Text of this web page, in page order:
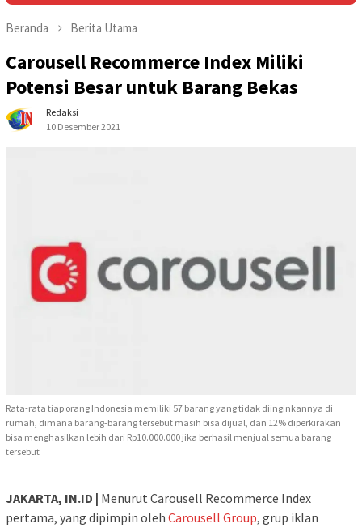
Beranda Berita Utama
Carousell Recommerce Index Miliki
Potensi Besar untuk Barang Bekas
Redaksi
10 Desember 2021
Rata-rata tiap orang Indonesia memiliki 57 barang yang tidak diinginkannya di
rumah, dimana barang-barang tersebut masih bisa dijual, dan 12% diperkirakan
bisa menghasilkan lebih dari Rp10.000.000 jika berhasil menjual semua barang
tersebut
JAKARTA, IN.ID | Menurut Carousell Recommerce Index
pertama, yang dipimpin oleh Carousell Group, grup iklan